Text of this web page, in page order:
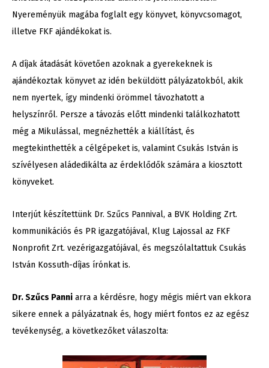
Nyereményük magába foglalt egy könyvet, könyvcsomagot,
illetve FKF ajándékokat is.
A díjak átadását követően azoknak a gyerekeknek is
ajándékoztak könyvet az idén beküldött pályázatokból, akik
nem nyertek, így mindenki örömmel távozhatott a
helyszínről. Persze a távozás előtt mindenki találkozhatott
még a Mikulással, megnézhették a kiállítást, és
megtekinthették a célgépeket is, valamint Csukás István is
szívélyesen aládedikálta az érdeklődők számára a kiosztott
könyveket.
Interjút készítettünk Dr. Szűcs Pannival, a BVK Holding Zrt.
kommunikációs és PR igazgatójával, Klug Lajossal az FKF
Nonprofit Zrt. vezérigazgatójával, és megszólaltattuk Csukás
István Kossuth-díjas írónkat is.
Dr. Szűcs Panni arra a kérdésre, hogy mégis miért van ekkora
sikere ennek a pályázatnak és, hogy miért fontos ez az egész
tevékenység, a következőket válaszolta: